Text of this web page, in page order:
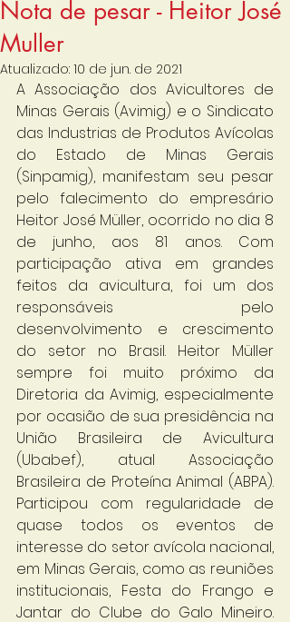
Nota de pesar - Heitor José
Muller
Atualizado: 10 de jun. de 2021
A Associação dos Avicultores de
Minas Gerais (Avimig) e o Sindicato
das Industrias de Produtos Avícolas
do Estado de Minas Gerais
(Sinpamig), manifestam seu pesar
pelo falecimento do empresário
Heitor José Müller, ocorrido no dia 8
de junho, aos 81 anos. Com
participação ativa em grandes
feitos da avicultura, foi um dos
responsáveis pelo
desenvolvimento e crescimento
do setor no Brasil. Heitor Müller
sempre foi muito próximo da
Diretoria da Avimig, especialmente
por ocasião de sua presidência na
União Brasileira de Avicultura
(Ubabef), atual Associação
Brasileira de Proteína Animal (ABPA).
Participou com regularidade de
quase todos os eventos de
interesse do setor avícola nacional,
em Minas Gerais, como as reuniões
institucionais, Festa do Frango e
Jantar do Clube do Galo Mineiro.